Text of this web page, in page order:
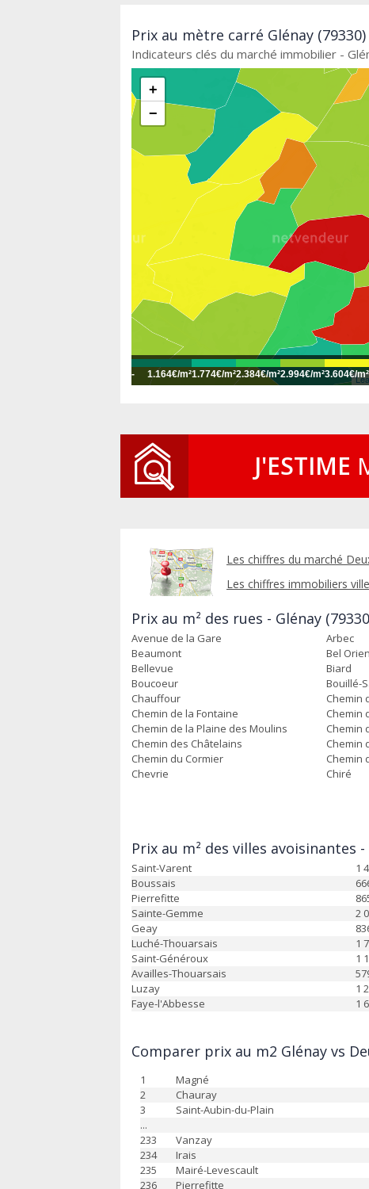
Prix au mètre carré Glénay
Indicateurs clés du marché immobilier -
+
−
- 1.164€/m²1.774€/m²2.384€/m²2.994€/m²3.604€/m²
J'ESTIME
Les chiffres du marché
Les chiffres immobiliers
Prix au m² des rues - Glénay
Avenue de la Gare Arbec
Beaumont
Bel
Bellevue
Biard
Boucoeur
Bouillé-
Chauffour
Chemin
Chemin de la Fontaine
Chemin
Chemin de la Plaine des Moulins
Chemin
Chemin des Châtelains
Chemin
Chemin du Cormier
Chemin
Chevrie
Chiré
Prix au m² des villes avoisinantes -
Saint-Varent 1
Boussais
Pierrefitte
Sainte-Gemme
2
Geay
Luché-Thouarsais
1
Saint-Généroux
1
Availles-Thouarsais
Luzay
1
Faye-l'Abbesse
1
Comparer prix au m2 Glénay vs
1 Magné
2
Chauray
3
Saint-Aubin-du-Plain
...
233
Vanzay
234
Irais
235
Mairé-Levescault
236
Pierrefitte